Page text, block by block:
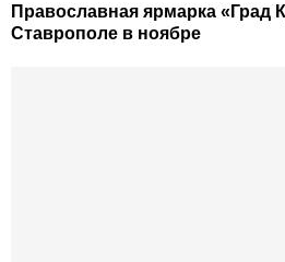
Православная ярмарка «Град
Ставрополе в ноябре